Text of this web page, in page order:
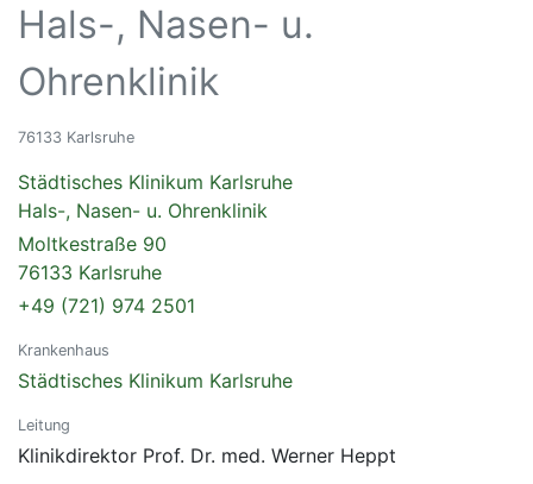
Hals-, Nasen- u.
Ohrenklinik
76133 Karlsruhe
Städtisches Klinikum Karlsruhe
Hals-, Nasen- u. Ohrenklinik
Moltkestraße 90
76133 Karlsruhe
+49 (721) 974 2501
Krankenhaus
Städtisches Klinikum Karlsruhe
Leitung
Klinikdirektor Prof. Dr. med. Werner Heppt